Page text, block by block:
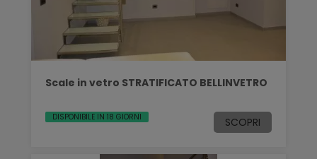
Scale in vetro STRATIFICATO BELLINVETRO
DISPONIBILE IN 18 GIORNI SCOPRI